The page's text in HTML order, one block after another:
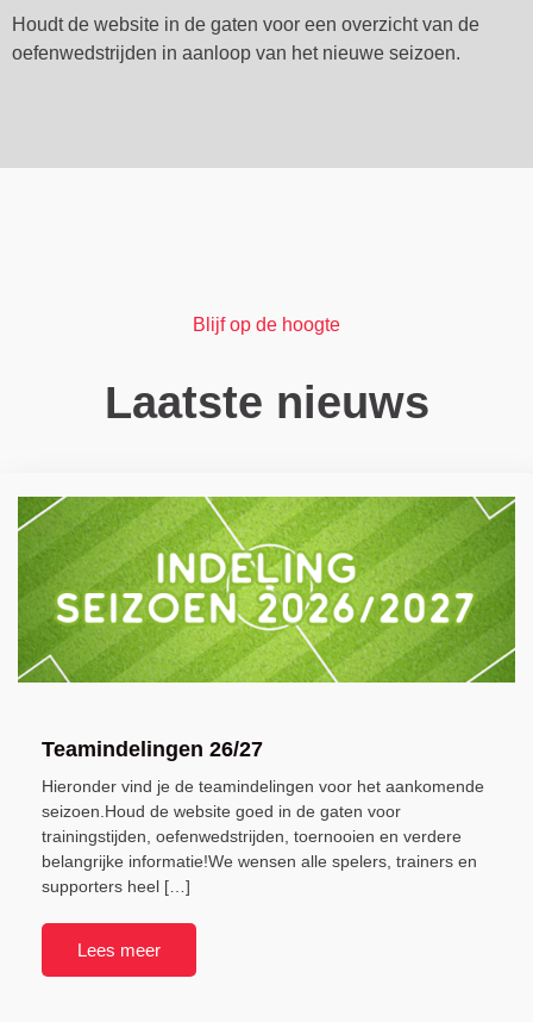
Houdt de website in de gaten voor een overzicht van de
oefenwedstrijden in aanloop van het nieuwe seizoen.
Blijf op de hoogte
Laatste nieuws
Teamindelingen 26/27
Hieronder vind je de teamindelingen voor het aankomende
seizoen.Houd de website goed in de gaten voor
trainingstijden, oefenwedstrijden, toernooien en verdere
belangrijke informatie!We wensen alle spelers, trainers en
supporters heel […]
Lees meer